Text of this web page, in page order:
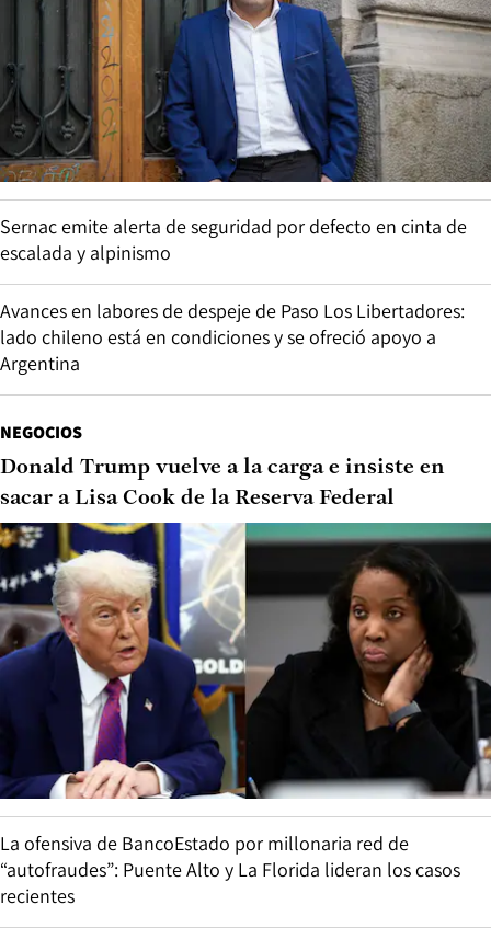
Sernac emite alerta de seguridad por defecto en cinta de
escalada y alpinismo
Avances en labores de despeje de Paso Los Libertadores:
lado chileno está en condiciones y se ofreció apoyo a
Argentina
NEGOCIOS
Donald Trump vuelve a la carga e insiste en
sacar a Lisa Cook de la Reserva Federal
La ofensiva de BancoEstado por millonaria red de
“autofraudes”: Puente Alto y La Florida lideran los casos
recientes